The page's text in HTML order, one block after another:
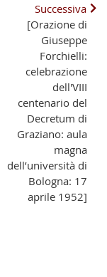
Successiva
[Orazione di
Giuseppe
Forchielli:
celebrazione
dell'VIII
centenario del
Decretum di
Graziano: aula
magna
dell’università di
Bologna: 17
aprile 1952]